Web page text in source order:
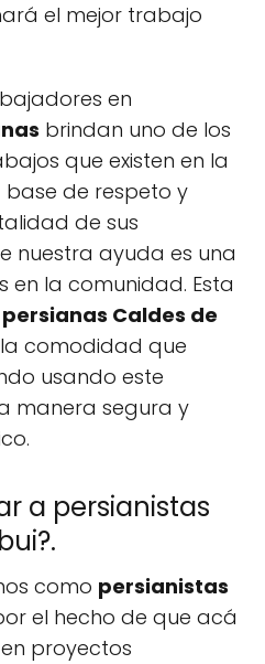
el mejor trabajo
en
brindan uno de los
que existen en la
de respeto y
de sus
nuestra ayuda es una
en la comunidad. Esta
Caldes de
comodidad que
usando este
manera segura y
a persianistas
como persianistas
el hecho de que acá
proyectos